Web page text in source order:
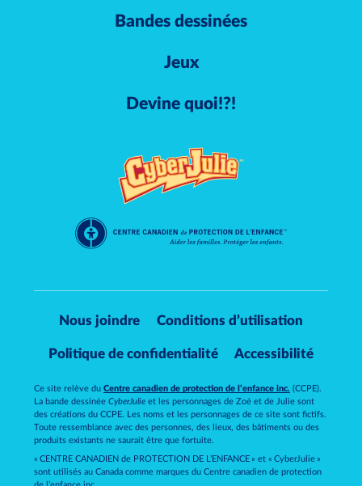
Bandes dessinées
Jeux
Devine quoi!?!
Nous joindre Conditions d’utilisation
Politique de confidentialité Accessibilité
Ce site relève du Centre canadien de protection de l’enfance inc.(CCPE).
La bande dessinée CyberJulieet les personnages de Zoé et de Julie sont
des créations du CCPE. Les noms et les personnages de ce site sont fictifs.
Toute ressemblance avec des personnes, des lieux, des bâtiments ou des
produits existants ne saurait être que fortuite.
« CENTRE CANADIEN de PROTECTION DE L’ENFANCE » et « CyberJulie »
sont utilisés au Canada comme marques du Centre canadien de protection